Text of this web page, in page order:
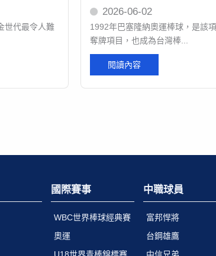
世代最令人難
2026-06-02
1992年巴塞隆納奧運棒球，是該
奪牌項目，也成為台灣棒...
閱讀內容
國際賽事
WBC世界棒球經典賽
奧運
中職球員
富邦悍將
台鋼雄鷹